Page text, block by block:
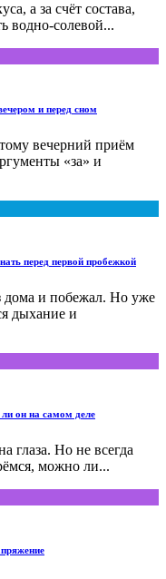
а за счёт состава,
водно-солевой...
и перед сном
вечерний приём
«за» и
перед первой пробежкой
дома и побежал. Но уже
дыхание и
он на самом деле
глаза. Но не всегда
можно ли...